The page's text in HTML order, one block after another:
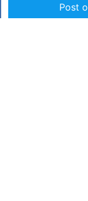
Post